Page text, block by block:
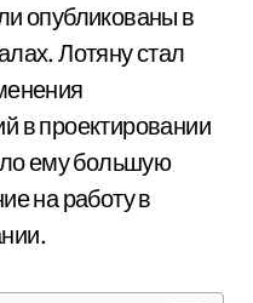
опубликованы в
Лотяну стал
в проектировании
ему большую
на работу в